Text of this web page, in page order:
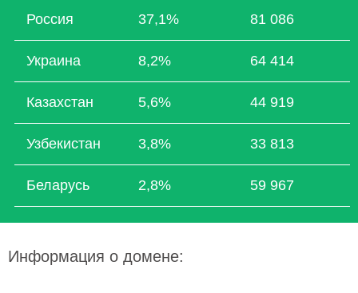
Россия 37,1% 81 086
Украина 8,2% 64 414
Казахстан 5,6% 44 919
Узбекистан 3,8% 33 813
Беларусь 2,8% 59 967
Информация о домене: